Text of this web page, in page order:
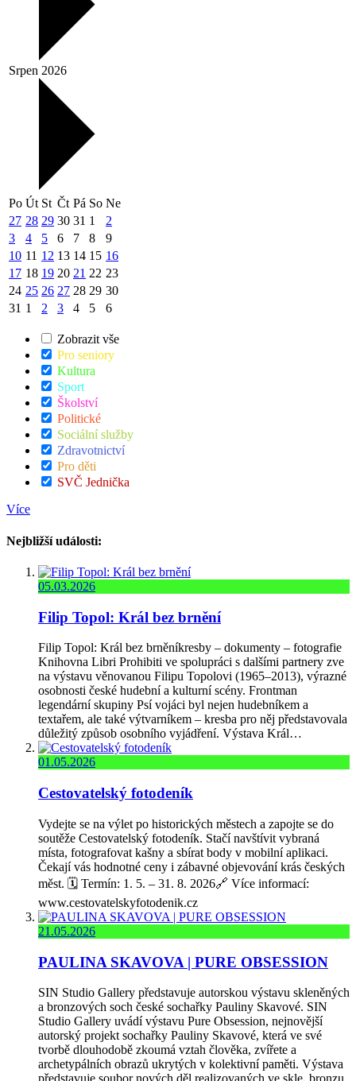
Srpen 2026
Po Út St Čt Pá So Ne
27 28 29 30 31 1
2
3
4 5 6 7 8
9
10 11 12 13 14 15 16
17 18 19 20 21 22 23
24 25 26 27 28 29 30
31 1 2 3 4 5 6
Zobrazit vše
Pro seniory
Kultura
Sport
Školství
Politické
Sociální služby
Zdravotnictví
Pro děti
SVČ Jednička
Více
Nejbližší události:
05.03.2026
Filip Topol: Král bez brnění
Filip Topol: Král bez brněníkresby – dokumenty – fotografie
Knihovna Libri Prohibiti ve spolupráci s dalšími partnery zve
na výstavu věnovanou Filipu Topolovi (1965–2013), výrazné
osobnosti české hudební a kulturní scény. Frontman
legendární skupiny Psí vojáci byl nejen hudebníkem a
textařem, ale také výtvarníkem – kresba pro něj představovala
důležitý způsob osobního vyjádření. Výstava Král…
01.05.2026
Cestovatelský fotodeník
Vydejte se na výlet po historických městech a zapojte se do
soutěže Cestovatelský fotodeník. Stačí navštívit vybraná
místa, fotografovat kašny a sbírat body v mobilní aplikaci.
Čekají vás hodnotné ceny i zábavné objevování krás českých
měst. 🗓️ Termín: 1. 5. – 31. 8. 2026🔗 Více informací:
www.cestovatelskyfotodenik.cz
21.05.2026
PAULINA SKAVOVA | PURE OBSESSION
SIN Studio Gallery představuje autorskou výstavu skleněných
a bronzových soch české sochařky Pauliny Skavové. SIN
Studio Gallery uvádí výstavu Pure Obsession, nejnovější
autorský projekt sochařky Pauliny Skavové, která ve své
tvorbě dlouhodobě zkoumá vztah člověka, zvířete a
archetypálních obrazů ukrytých v kolektivní paměti. Výstava